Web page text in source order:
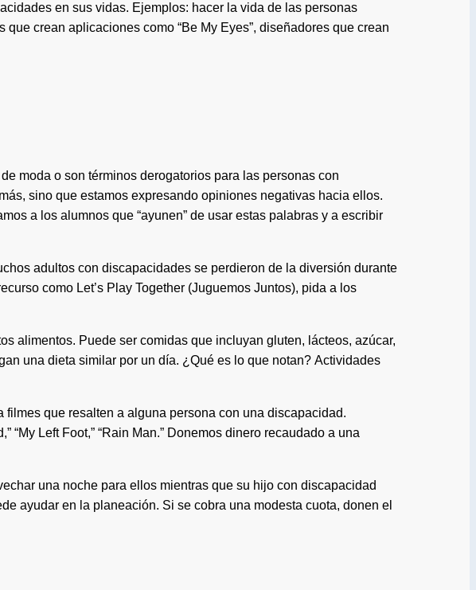
en sus vidas. Ejemplos: hacer la vida de las personas
crean aplicaciones como “Be My Eyes”, diseñadores que crean
moda o son términos derogatorios para las personas con
sino que estamos expresando opiniones negativas hacia ellos.
a los alumnos que “ayunen” de usar estas palabras y a escribir
adultos con discapacidades se perdieron de la diversión durante
como Let’s Play Together (Juguemos Juntos), pida a los
alimentos. Puede ser comidas que incluyan gluten, lácteos, azúcar,
una dieta similar por un día. ¿Qué es lo que notan? Actividades
que resalten a alguna persona con una discapacidad.
“My Left Foot,” “Rain Man.” Donemos dinero recaudado a una
una noche para ellos mientras que su hijo con discapacidad
ayudar en la planeación. Si se cobra una modesta cuota, donen el